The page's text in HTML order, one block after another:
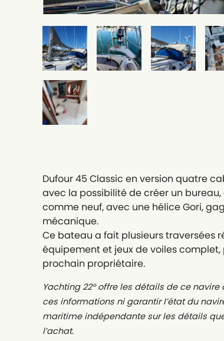
Dufour 45 Classic en version quatre
avec la possibilité de créer un
comme neuf, avec une hélice Gori,
mécanique.
Ce bateau a fait plusieurs traversées
équipement et jeux de voiles
prochain propriétaire.
Yachting 22° offre les détails de ce
ces informations ni garantir l’état du
maritime indépendante sur les détails
l’achat.